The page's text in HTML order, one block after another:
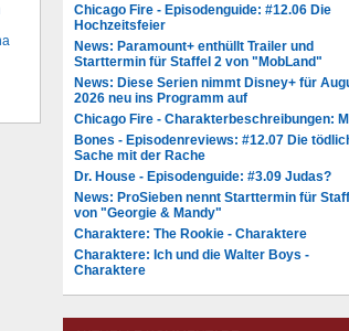
Chicago Fire - Episodenguide: #12.06 Die
Hochzeitsfeier
News: Paramount+ enthüllt Trailer und
Starttermin für Staffel 2 von "MobLand"
News: Diese Serien nimmt Disney+ für
2026 neu ins Programm auf
Chicago Fire - Charakterbeschreibungen:
Bones - Episodenreviews: #12.07 Die
Sache mit der Rache
Dr. House - Episodenguide: #3.09 Judas?
News: ProSieben nennt Starttermin für
von "Georgie & Mandy"
Charaktere: The Rookie - Charaktere
Charaktere: Ich und die Walter Boys -
Charaktere